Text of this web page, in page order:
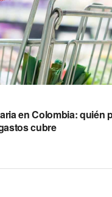
en Colombia: quién
cubre